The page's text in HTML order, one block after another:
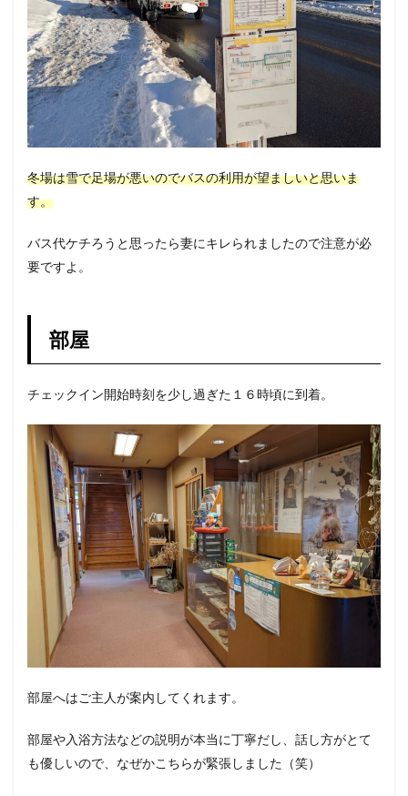
冬場は雪で足場が悪いのでバスの利用が望ましいと思いま
す。
バス代ケチろうと思ったら妻にキレられましたので注意が必
要ですよ。
部屋
チェックイン開始時刻を少し過ぎた１６時頃に到着。
部屋へはご主人が案内してくれます。
部屋や入浴方法などの説明が本当に丁寧だし、話し方がとて
も優しいので、なぜかこちらが緊張しました（笑）